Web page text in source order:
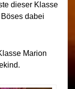
dieser Klasse
dabei
Marion